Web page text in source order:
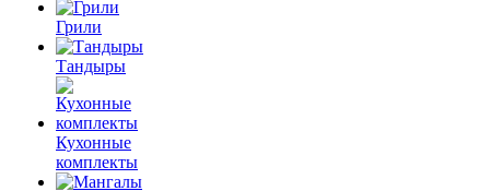
Грили
Тандыры
Кухонные
комплекты